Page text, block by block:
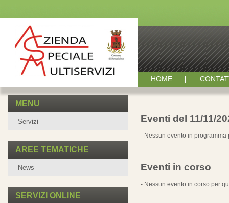
HOME
MENU
Servizi
AREE TEMATICHE
News
SERVIZI ONLINE
Eventi del 11/11/
- Nessun evento in programma
Eventi in corso
- Nessun evento in corso per